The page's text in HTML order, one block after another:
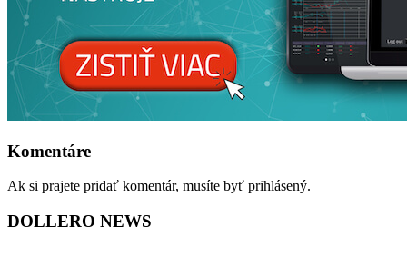
Komentáre
Ak si prajete pridať komentár, musíte byť prihlásený.
DOLLERO NEWS